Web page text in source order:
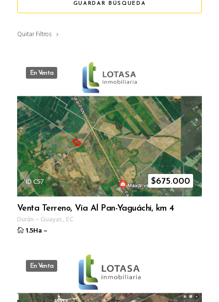
GUARDAR BÚSQUEDA
Quitar Filtros
En Venta
ID C57 $675.000
Venta Terreno, Vía Al Pan-Yaguáchi, km 4
Durán – Guayas, EC
1.5Ha –
En Venta